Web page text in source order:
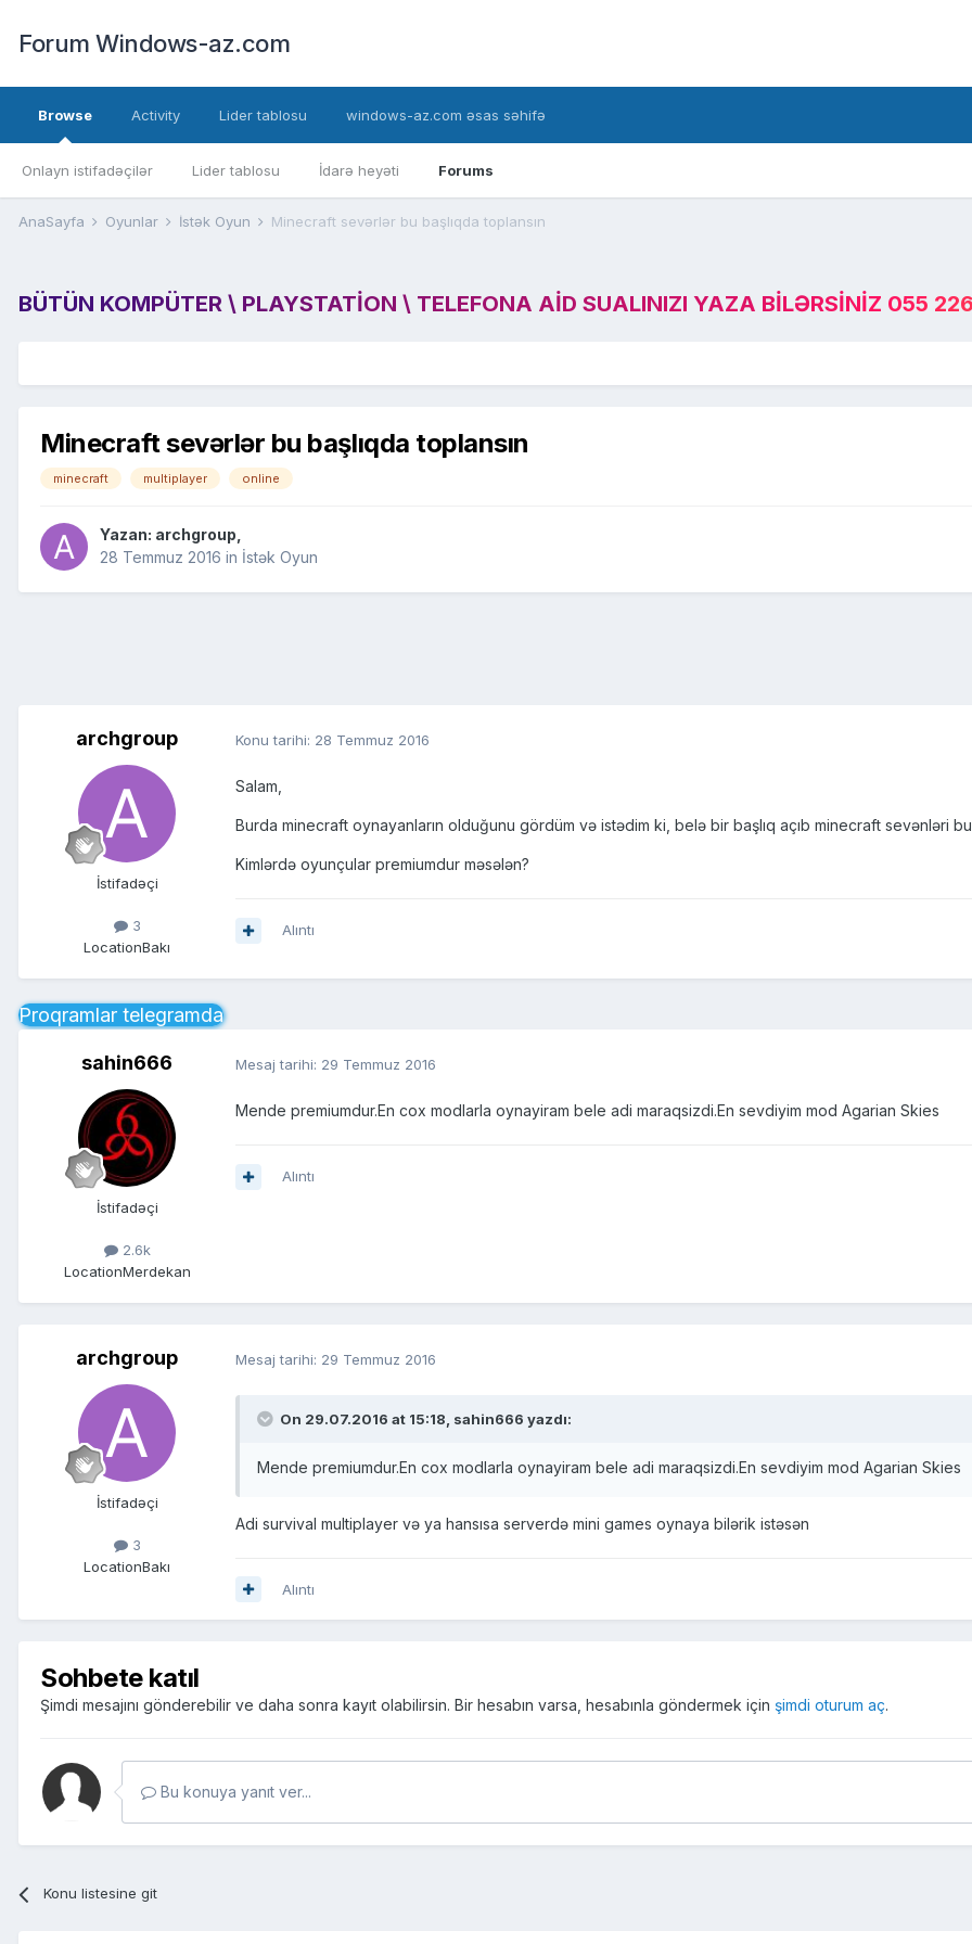
Forum Windows-az.com
Browse
Onlayn istifadəçilər Lider tablosu İdarə heyəti Forums
Activity Lider tablosu windows-az.com əsas səhifə
AnaSayfa Oyunlar İstək Oyun Minecraft sevərlər bu başlıqda toplansın
BÜTÜN KOMPÜTER \ PLAYSTATION \ TELEFONA AID SUALINIZI YAZA BILƏRSINIZ 055
Minecraft sevərlər bu başlıqda toplansın
minecraft multiplayer online
Yazan: archgroup
28 Temmuz 2016 in İstək Oyun
archgroup
İstifadəçi
3
LocationBakı
Konu tarihi: 28 Temmuz 2016
Salam,
Burda minecraft oynayanların olduğunu gördüm və istədim ki, belə bir başlıq açıb minecraft sevənləri
Kimlərdə oyunçular premiumdur məsələn?
Alıntı
Proqramlar telegramda
sahin666
İstifadəçi
2.6k
LocationMerdekan
Mesaj tarihi: 29 Temmuz 2016
Mende premiumdur.En cox modlarla oynayiram bele adi maraqsizdi.En sevdiyim mod Agarian Skies
Alıntı
archgroup
İstifadəçi
3
LocationBakı
Mesaj tarihi: 29 Temmuz 2016
On 29.07.2016 at 15:18, sahin666 yazdı:
Mende premiumdur.En cox modlarla oynayiram bele adi maraqsizdi.En sevdiyim mod Agarian Skies
Adi survival multiplayer və ya hansısa serverdə mini games oynaya bilərik istəsən
Alıntı
Sohbete katıl
Şimdi mesajını gönderebilir ve daha sonra kayıt olabilirsin. Bir hesabın varsa, hesabınla göndermek için şimdi oturum aç.
Bu konuya yanıt ver...
Konu listesine git